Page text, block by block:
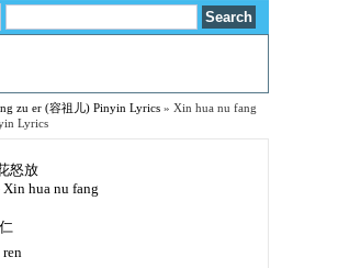
zu er (容祖儿) Pinyin Lyrics » Xin hua nu fang
Lyrics
怒放
Xin hua nu fang
ren